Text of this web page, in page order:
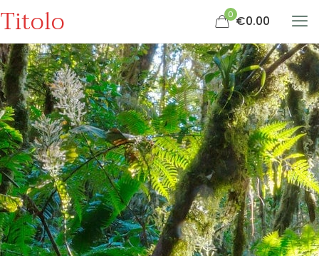
Titolo 0 €0.00